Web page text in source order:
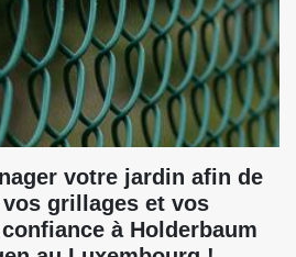
votre jardin afin de
grillages et vos
à Holderbaum